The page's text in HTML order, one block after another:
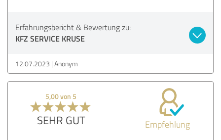
Erfahrungsbericht & Bewertung zu:
KFZ SERVICE KRUSE
12.07.2023 Anonym
5,00 von 5
SEHR GUT Empfehlung